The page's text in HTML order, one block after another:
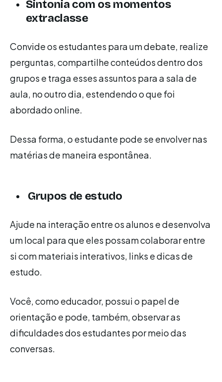
Sintonia com os momentos
extraclasse
Convide os estudantes para um debate, realize
perguntas, compartilhe conteúdos dentro dos
grupos e traga esses assuntos para a sala de
aula, no outro dia, estendendo o que foi
abordado online.
Dessa forma, o estudante pode se envolver nas
matérias de maneira espontânea.
Grupos de estudo
Ajude na interação entre os alunos e desenvolva
um local para que eles possam colaborar entre
si com materiais interativos, links e dicas de
estudo.
Você, como educador, possui o papel de
orientação e pode, também, observar as
dificuldades dos estudantes por meio das
conversas.